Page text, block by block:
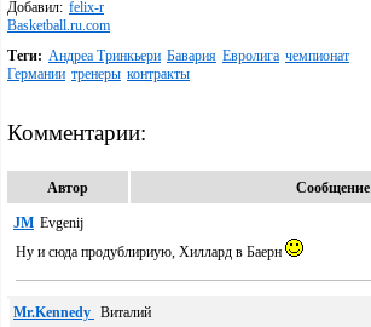
Добавил: felix-r
Basketball.ru.com
Теги: Андреа Тринкьери Бавария Евролига чемпионат
Германии тренеры контракты
Комментарии:
Автор Сообщение
JM Evgenij
Ну и сюда продублириую, Хиллард в Баерн
Mr.Kennedy Виталий